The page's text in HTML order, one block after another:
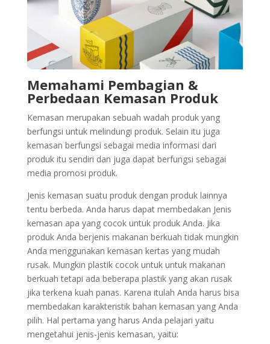
Memahami Pembagian &
Perbedaan Kemasan Produk
Kemasan merupakan sebuah wadah produk yang
berfungsi untuk melindungi produk. Selain itu juga
kemasan berfungsi sebagai media informasi dari
produk itu sendiri dan juga dapat berfungsi sebagai
media promosi produk.
Jenis kemasan suatu produk dengan produk lainnya
tentu berbeda. Anda harus dapat membedakan Jenis
kemasan apa yang cocok untuk produk Anda. Jika
produk Anda berjenis makanan berkuah tidak mungkin
Anda menggunakan kemasan kertas yang mudah
rusak. Mungkin plastik cocok untuk untuk makanan
berkuah tetapi ada beberapa plastik yang akan rusak
jika terkena kuah panas. Karena itulah Anda harus bisa
membedakan karakteristik bahan kemasan yang Anda
pilih. Hal pertama yang harus Anda pelajari yaitu
mengetahui jenis-jenis kemasan, yaitu: